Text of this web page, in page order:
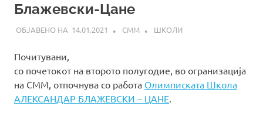
Блажевски-Цане
14.01.2021 СММ ШКОЛИ
Почитувани,
со почетокот на второто полугодие, во огранизација
на СММ, отпочнува со работа Олимписката Школа
АЛЕКСАНДАР БЛАЖЕВСКИ – ЦАНЕ